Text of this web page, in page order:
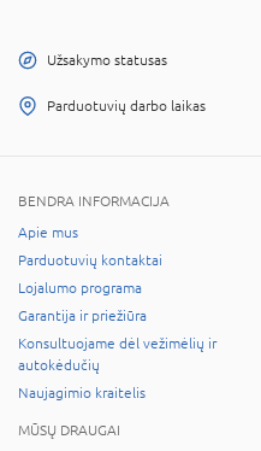
Užsakymo statusas
Parduotuvių darbo laikas
BENDRA INFORMACIJA
Apie mus
Parduotuvių kontaktai
Lojalumo programa
Garantija ir priežiūra
Konsultuojame dėl vežimėlių ir
autokėdučių
Naujagimio kraitelis
MŪSŲ DRAUGAI